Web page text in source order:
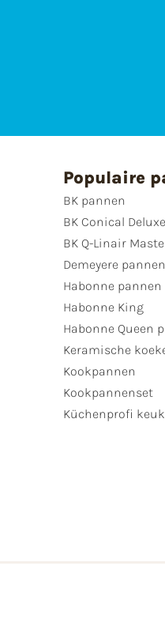
Populaire
BK pannen
BK Conical Deluxe
BK Q-Linair
Demeyere
Habonne pannen
Habonne King
Habonne Queen
Keramische
Kookpannen
Kookpannenset
Küchenprofi